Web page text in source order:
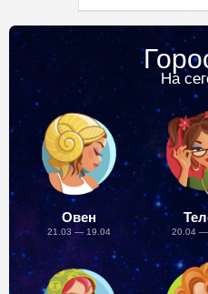
На
Овен
21.03 — 19.04 20.04 —